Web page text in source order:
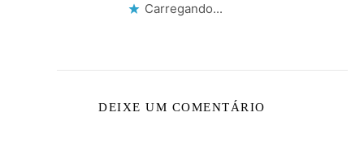
Carregando...
DEIXE UM COMENTÁRIO